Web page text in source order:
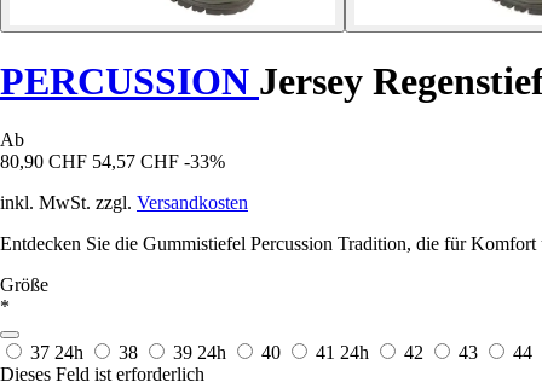
PERCUSSION Jersey
Ab
80,90 CHF 54,57 CHF -33%
inkl. MwSt. zzgl. Versandkosten
Entdecken Sie die Gummistiefel Percussion Tradition, die für
Größe
*
37 24h 38 39 24h 40 41 24h 42 43
44
Dieses Feld ist erforderlich